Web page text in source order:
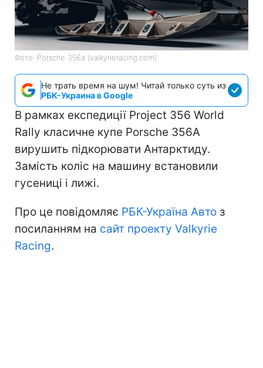
Фото: Porsche 356a (valkyrieracing.com)
Не трать время на шум! Читай только суть из
РБК-Украина в Google
В рамках експедиції Project 356 World
Rally класичне купе Porsche 356A
вирушить підкорювати Антарктиду.
Замість коліс на машину встановили
гусениці і лижі.
Про це повідомляє РБК-Україна Авто з
посиланням на сайт проекту Valkyrie
Racing.